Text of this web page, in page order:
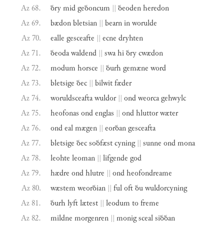
Az 68.
ðrymidgeðoncum || ðeodenheredon
Az 69.
bædonbletsian || bearninworulde
Az 70.
ealle gesceafte || ecne dryhten
Az 71.
ðeodawaldend || swahiðrycwædon
Az 72.
modum horsce || ðurh gemæne word
Az 73.
bletsige ðec || bilwitfæder
Az 74.
woruldsceaftawuldor || ondweorcagehwylc
Az 75.
heofonas ondenglas || ondhluttorwæter
Az 76.
ondealmægen || eorðangesceafta
Az 77.
bletsige ðecsoðfæstcyning || sunne ondmona
Az 78.
leohte leoman || lifgende god
Az 79.
hædre ondhlutre || ondheofondreame
Az 80.
wæstem weorðian || fuloftðuwuldorcyning
Az 81.
ðurh lyftlætest || leodum tofreme
Az 82.
mildne morgenren || monigscealsiððan